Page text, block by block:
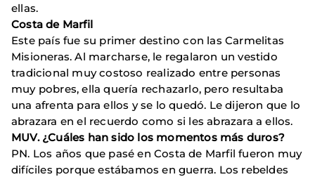
ellas.
Costa de Marfil
Este país fue su primer destino con las Carmelitas
Misioneras. Al marcharse, le regalaron un vestido
tradicional muy costoso realizado entre personas
muy pobres, ella quería rechazarlo, pero resultaba
una afrenta para ellos y se lo quedó. Le dijeron que lo
abrazara en el recuerdo como si les abrazara a ellos.
MUV. ¿Cuáles han sido los momentos más duros?
PN. Los años que pasé en Costa de Marfil fueron muy
difíciles porque estábamos en guerra. Los rebeldes